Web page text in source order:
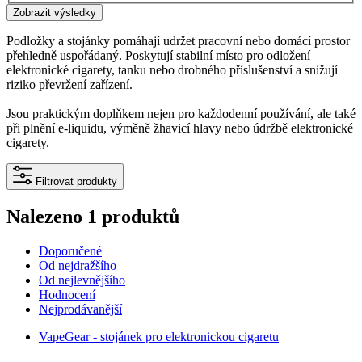
Zobrazit výsledky
Podložky a stojánky pomáhají udržet pracovní nebo domácí prostor
přehledně uspořádaný. Poskytují stabilní místo pro odložení
elektronické cigarety, tanku nebo drobného příslušenství a snižují
riziko převržení zařízení.
Jsou praktickým doplňkem nejen pro každodenní používání, ale také
při plnění e-liquidu, výměně žhavicí hlavy nebo údržbě elektronické
cigarety.
Filtrovat produkty
Nalezeno 1 produktů
Doporučené
Od nejdražšího
Od nejlevnějšího
Hodnocení
Nejprodávanější
VapeGear - stojánek pro elektronickou cigaretu